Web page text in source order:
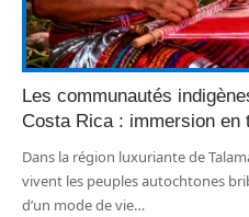
Les communautés
Costa Rica : immersion en
Dans la région luxuriante de
vivent les peuples autochtones
d’un mode de vie…